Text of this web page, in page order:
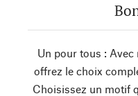
Un pour tous : Avec
offrez le choix
Choisissez un motif